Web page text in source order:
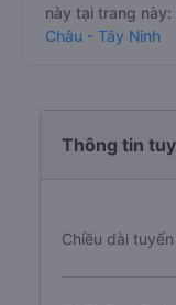
này tại trang này:
Châu - Tây Ninh
Thông tin
Chiều dài